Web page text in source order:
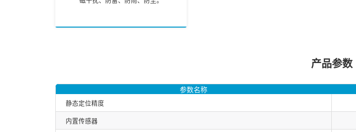
产品参数
参数名称
静态定位精度
内置传感器